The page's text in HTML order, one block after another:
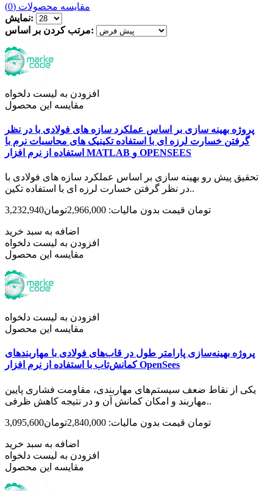
مقایسه محصولات (0)
نمایش:
مرتب کردن بر اساس:
افزودن به لیست دلخواه
مقایسه این محصول
پروژه بهینه سازی بر اساس عملکرد سازه های فولادی با در نظر
گرفتن خسارت لرزه ای با استفاده تکینیک های محاسبات نرم با
استفاده از نرم افزار MATLAB و OPENSEES
تحقیق پیش رو بهینه سازی بر اساس عملکرد سازه های فولادی با
در نظر گرفتن خسارت لرزه ای با استفاده تکین..
3,232,940تومان قیمت بدون مالیات: 2,966,000تومان
اضافه به سبد خرید
افزودن به لیست دلخواه
مقایسه این محصول
افزودن به لیست دلخواه
مقایسه این محصول
پروژه بهینه‌سازی پارامتر طول در قاب‌های فولادی با مهاربندهای
کمانش‌تاب با استفاده از نرم افزار OpenSees
یکی از نقاط ضعف سیستم‌های مهاربندی، مقاومت فشاری پایین
مهاربند و امکان کمانش آن و در نتیجه کاهش ظرفی..
3,095,600تومان قیمت بدون مالیات: 2,840,000تومان
اضافه به سبد خرید
افزودن به لیست دلخواه
مقایسه این محصول